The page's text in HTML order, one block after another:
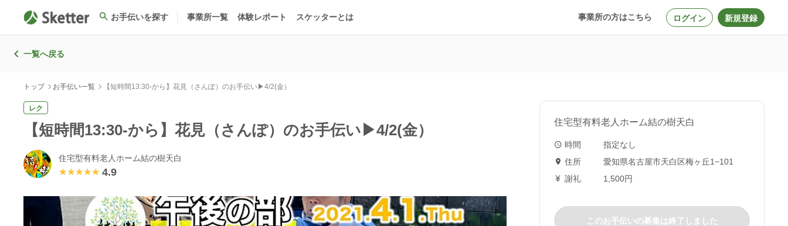
お手伝いを探す 事業所一覧 体験レポート スケッターとは 事業所の方はこちら ログイン 新規登録
一覧へ戻る
トップ お手伝い一覧 【短時間13:30-から】花見（さんぽ）のお手伝い▶4/2(金）
レク
【短時間13:30-から】花見（さんぽ）のお手伝い▶4/2(金）
住宅型有料老人ホーム結の樹天白
★★★★★
★★★★★ 4.9
住宅型有料老人ホーム結の樹天白
時間
指定なし
住所
愛知県名古屋市天白区梅ヶ丘1−101
謝礼
1,500円
このお手伝いの募集は終了しました